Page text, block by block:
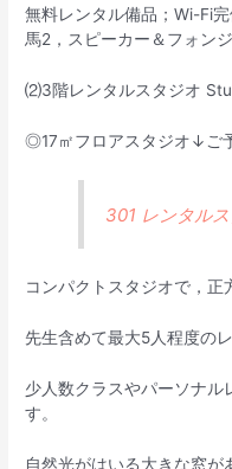
無料レンタル備品；Wi-Fi
馬2，スピーカー＆フォン
⑵3階レンタルスタジオ
◎17㎡フロアスタジオ↓ご
301 レンタル
コンパクトスタジオで，正
先生含めて最大5人程度の
少人数クラスやパーソナル
す。
自然光がはいる大きな窓が